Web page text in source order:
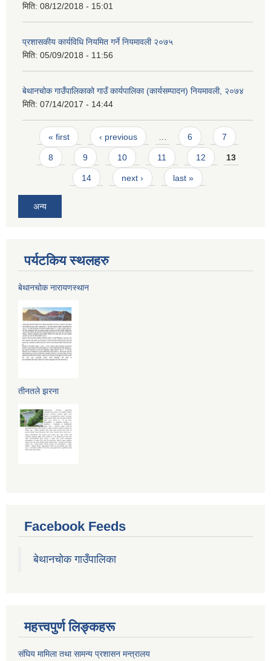
मिति: 08/12/2018 - 15:01
प्रशासकीय कार्यविधि नियमित गर्ने नियमावली २०७५
मिति: 05/09/2018 - 11:56
बेथानचोक गाउँपालिकाको गाउँ कार्यपालिका (कार्यसम्पादन) नियमावली, २०७४
मिति: 07/14/2017 - 14:44
Pages
« first ‹ previous … 6 7
8 9 10 11 12 13
14 next › last »
अन्य
पर्यटकिय स्थलहरु
बेथानचोक नारायणस्थान
तीनतले झरना
Facebook Feeds
बेथानचोक गाउँपालिका
महत्त्वपुर्ण लिङ्कहरू
संघिय मामिला तथा सामन्य प्रशासन मन्त्रालय